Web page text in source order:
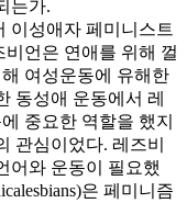
는가.
이성애자 페미니스트
언은 연애를 위해 껄
여성운동에 유해한
동성애 운동에서 레
중요한 역할을 했지
관심이었다. 레즈비
어와 운동이 필요했
은 페미니즘